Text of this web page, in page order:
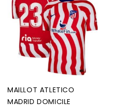
MAILLOT ATLETICO
MADRID DOMICILE